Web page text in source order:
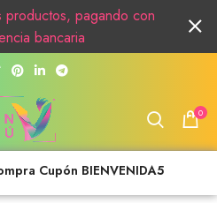
0
Cupón BIENVENIDA5
pagando con
bancaria